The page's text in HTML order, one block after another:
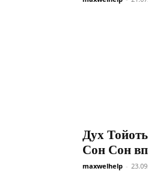
Дух
Сон Сон
maxwelhelp -